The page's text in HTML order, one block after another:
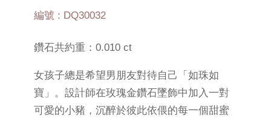
編號 : DQ30032
鑽石共約重：0.010 ct
女孩子總是希望男朋友對待自己「如珠如
寶」。設計師在玫瑰金鑽石墜飾中加入一對
可愛的小豬，沉醉於彼此依偎的每一個甜蜜